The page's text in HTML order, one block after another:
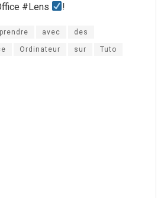
#Lens
!
avec des
Ordinateur sur Tuto